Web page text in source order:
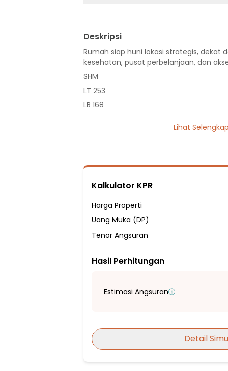
Deskripsi
Rumah siap huni lokasi strategis, dekat
kesehatan, pusat perbelanjaan, dan
SHM
LT 253
LB 168
Sumber Air Tanah
Hadap Timur
Fasilitas Sekitar Hunian:
2 Menit ke SD Negeri Kebagusan 03 Pagi
5 Menit ke Sekolah Dasar Negeri
11 Menit ke SMP ISLAM YPS Jakarta
12 Menit ke SMA Bunda Kandung
9 Menit ke SMA Teladan 1 Jakarta
9 Menit ke SMA SULUH JAKARTA
Lihat
Kalkulator KPR
Harga Properti
Uang Muka (DP)
Tenor Angsuran
Hasil Perhitungan
Estimasi Angsuran
Detail